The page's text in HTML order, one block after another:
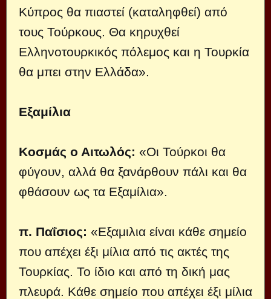
Κύπρος θα πιαστεί (καταληφθεί) από
τους Τούρκους. Θα κηρυχθεί
Ελληνοτουρκικός πόλεμος και η Τουρκία
θα μπει στην Ελλάδα».
Εξαμίλια
Κοσμάς ο Αιτωλός: «Οι Τούρκοι θα
φύγουν, αλλά θα ξανάρθουν πάλι και θα
φθάσουν ως τα Εξαμίλια».
π. Παΐσιος: «Εξαμιλια είναι κάθε σημείο
που απέχει έξι μίλια από τις ακτές της
Τουρκίας. Το ίδιο και από τη δική μας
πλευρά. Κάθε σημείο που απέχει έξι μίλια